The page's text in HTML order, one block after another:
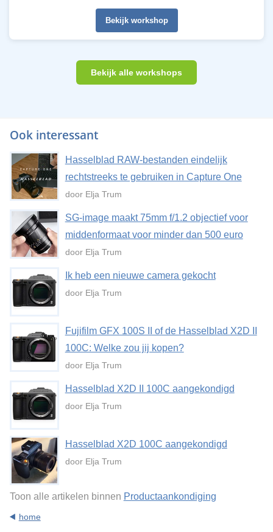
Bekijk workshop
Bekijk alle workshops
Ook interessant
Hasselblad RAW-bestanden eindelijk
rechtstreeks te gebruiken in Capture One
door Elja Trum
SG-image maakt 75mm f/1.2 objectief voor
middenformaat voor minder dan 500 euro
door Elja Trum
Ik heb een nieuwe camera gekocht
door Elja Trum
Fujifilm GFX 100S II of de Hasselblad X2D II
100C: Welke zou jij kopen?
door Elja Trum
Hasselblad X2D II 100C aangekondigd
door Elja Trum
Hasselblad X2D 100C aangekondigd
door Elja Trum
Toon alle artikelen binnen Productaankondiging
home